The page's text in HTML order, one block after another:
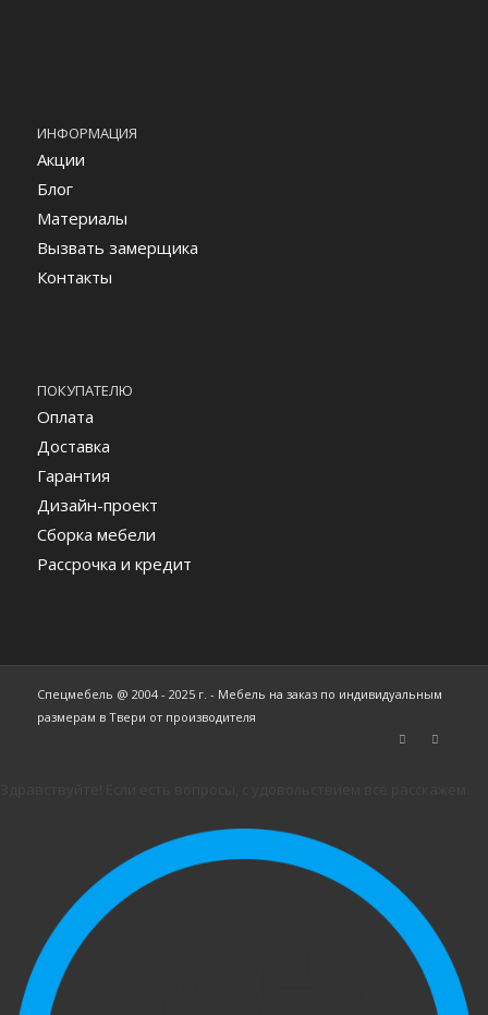
ИНФОРМАЦИЯ
Акции
Блог
Материалы
Вызвать замерщика
Контакты
ПОКУПАТЕЛЮ
Оплата
Доставка
Гарантия
Дизайн-проект
Сборка мебели
Рассрочка и кредит
Спецмебель @ 2004 - 2025 г. - Мебель на заказ по индивидуальным
размерам в Твери от производителя